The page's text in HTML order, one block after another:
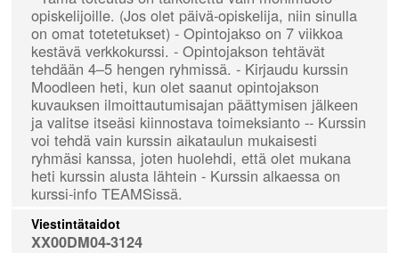
opiskelijoille. (Jos olet päivä-opiskelija, niin sinulla
on omat totetetukset) - Opintojakso on 7 viikkoa
kestävä verkkokurssi. - Opintojakson tehtävät
tehdään 4–5 hengen ryhmissä. - Kirjaudu kurssin
Moodleen heti, kun olet saanut opintojakson
kuvauksen ilmoittautumisajan päättymisen jälkeen
ja valitse itseäsi kiinnostava toimeksianto -- Kurssin
voi tehdä vain kurssin aikataulun mukaisesti
ryhmäsi kanssa, joten huolehdi, että olet mukana
heti kurssin alusta lähtein - Kurssin alkaessa on
kurssi-info TEAMSissä.
Viestintätaidot
XX00DM04-3124